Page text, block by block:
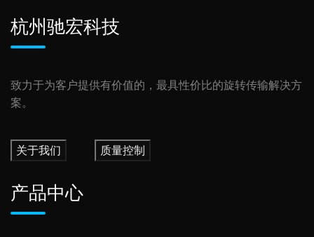
杭州驰宏科技
致力于为客户提供有价值的，最具性价比的旋转传输解决方
案。
关于我们 质量控制
产品中心